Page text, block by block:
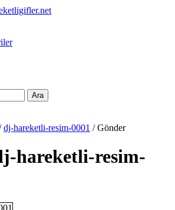
Ara
dj-hareketli-resim-0001 / Gönder
hareketli-resim-